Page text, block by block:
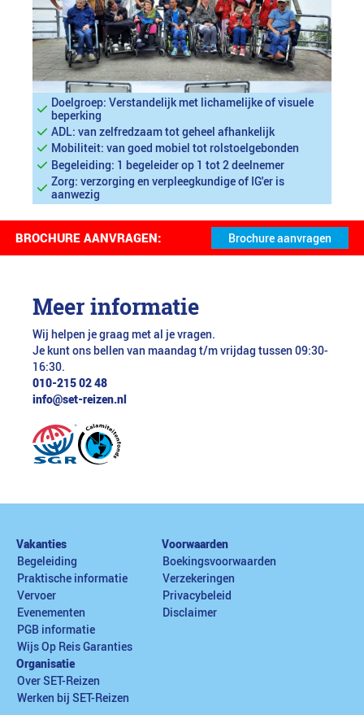
Doelgroep: Verstandelijk met lichamelijke of visuele
beperking
ADL: van zelfredzaam tot geheel afhankelijk
Mobiliteit: van goed mobiel tot rolstoelgebonden
Begeleiding: 1 begeleider op 1 tot 2 deelnemer
Zorg: verzorging en verpleegkundige of IG'er is
aanwezig
BROCHURE AANVRAGEN:
Meer informatie
Wij helpen je graag met al je vragen.
Je kunt ons bellen van maandag t/m vrijdag tussen 09:30-
16:30.
010-215 02 48
info@set-reizen.nl
Vakanties
Begeleiding
Praktische informatie
Vervoer
Evenementen
PGB informatie
Wijs Op Reis Garanties
Voorwaarden
Boekingsvoorwaarden
Verzekeringen
Privacybeleid
Disclaimer
Organisatie
Over SET-Reizen
Werken bij SET-Reizen